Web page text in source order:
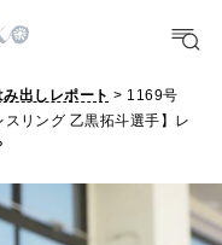
出しレポート > 1169号
リング 乙黒拓斗選手】レ